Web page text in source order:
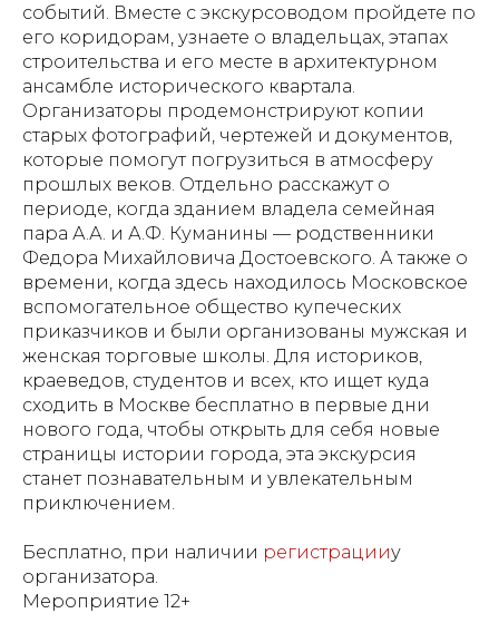
событий. Вместе с экскурсоводом пройдете по
его коридорам, узнаете о владельцах, этапах
строительства и его месте в архитектурном
ансамбле исторического квартала.
Организаторы продемонстрируют копии
старых фотографий, чертежей и документов,
которые помогут погрузиться в атмосферу
прошлых веков. Отдельно расскажут о
периоде, когда зданием владела семейная
пара А.А. и А.Ф. Куманины — родственники
Федора Михайловича Достоевского. А также о
времени, когда здесь находилось Московское
вспомогательное общество купеческих
приказчиков и были организованы мужская и
женская торговые школы. Для историков,
краеведов, студентов и всех, кто ищет куда
сходить в Москве бесплатно в первые дни
нового года, чтобы открыть для себя новые
страницы истории города, эта экскурсия
станет познавательным и увлекательным
приключением.
Бесплатно, при наличии регистрацииу
организатора.
Мероприятие 12+